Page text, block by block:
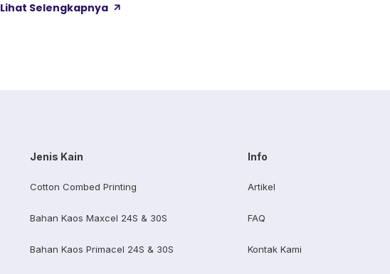
kepemimpinan Indonesia. Acara pelantikan
Lihat Selengkapnya
Jenis Kain
Cotton Combed Printing
Bahan Kaos Maxcel 24S & 30S
Bahan Kaos Primacel 24S & 30S
Info
Artikel
FAQ
Kontak Kami